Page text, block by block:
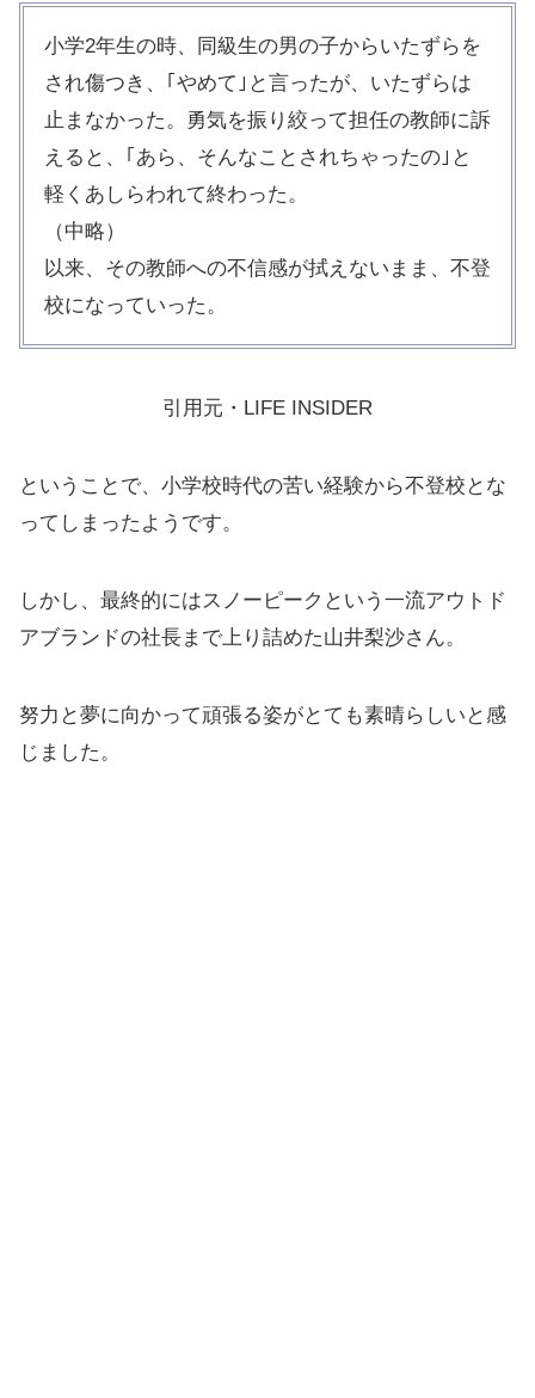
小学2年生の時、同級生の男の子からいたずらを
され傷つき、｢やめて｣と言ったが、いたずらは
止まなかった。勇気を振り絞って担任の教師に訴
えると、｢あら、そんなことされちゃったの｣と
軽くあしらわれて終わった。
（中略）
以来、その教師への不信感が拭えないまま、不登
校になっていった。
引用元・LIFE INSIDER
ということで、小学校時代の苦い経験から不登校とな
ってしまったようです。
しかし、最終的にはスノーピークという一流アウトド
アブランドの社長まで上り詰めた山井梨沙さん。
努力と夢に向かって頑張る姿がとても素晴らしいと感
じました。